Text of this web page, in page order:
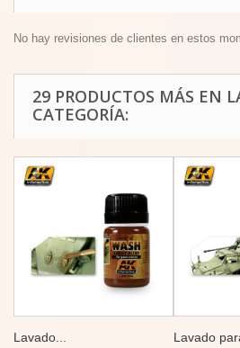
No hay revisiones de clientes en estos
29 PRODUCTOS MÁS EN
CATEGORÍA:
Lavado... Lavado